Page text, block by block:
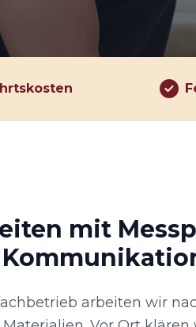
mit
arbeiten wir